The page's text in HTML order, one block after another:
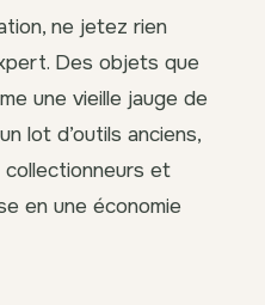
ne jetez rien
Des objets que
une vieille jauge de
lot d’outils anciens,
et
en une économie